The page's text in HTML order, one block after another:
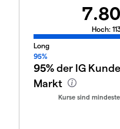
Hoch:
Long
95%
95%der IG
Markt
Kurse sind